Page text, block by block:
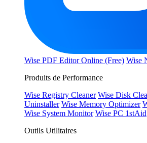
Wise PDF Editor Online (Free) Wise
Produits de Performance
Wise Registry Cleaner Wise Disk
Uninstaller Wise Memory Optimizer
Wise System Monitor Wise PC 1stAid
Outils Utilitaires